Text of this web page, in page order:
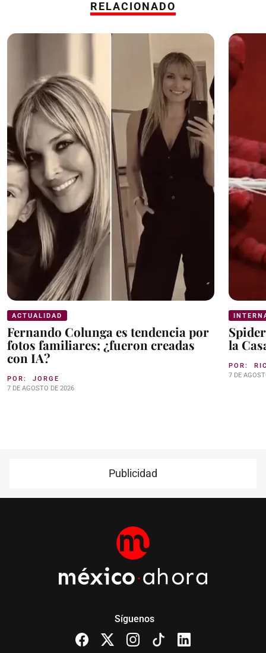
RELACIONADO
ACTUALIDAD
Fernando Colunga es tendencia por
fotos familiares; ¿fueron creadas
con IA?
POR: JORGE
7 DE AGOSTO DE 2026
la
POR:
7 DE
Publicidad
Síguenos